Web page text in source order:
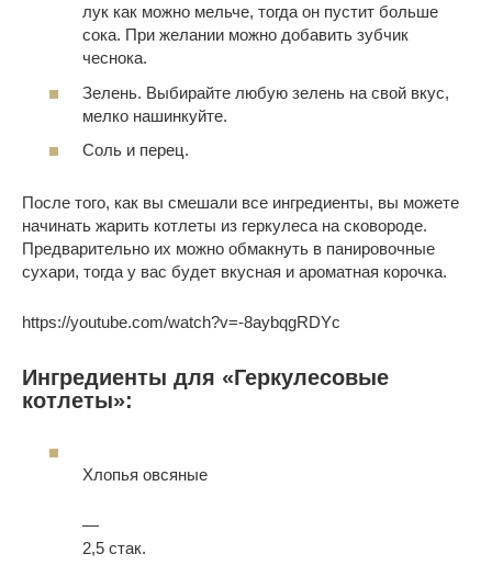
лук как можно мельче, тогда он пустит больше
сока. При желании можно добавить зубчик
чеснока.
Зелень. Выбирайте любую зелень на свой вкус,
мелко нашинкуйте.
Соль и перец.
После того, как вы смешали все ингредиенты, вы можете
начинать жарить котлеты из геркулеса на сковороде.
Предварительно их можно обмакнуть в панировочные
сухари, тогда у вас будет вкусная и ароматная корочка.
https://youtube.com/watch?v=-8aybqgRDYc
Ингредиенты для «Геркулесовые
котлеты»:
Хлопья овсяные
—
2,5 стак.